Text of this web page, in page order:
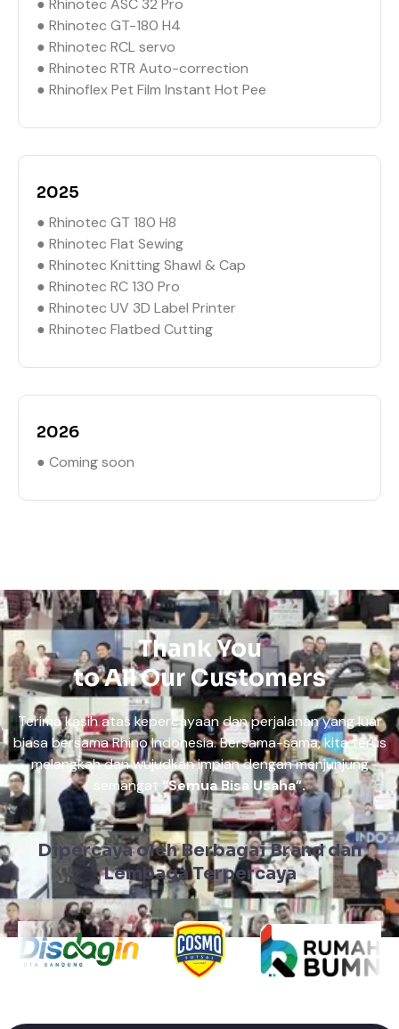
● Rhinotec ASC 32 Pro
● Rhinotec GT-180 H4
● Rhinotec RCL servo
● Rhinotec RTR Auto-correction
● Rhinoflex Pet Film Instant Hot Pee
2025
● Rhinotec GT 180 H8
● Rhinotec Flat Sewing
● Rhinotec Knitting Shawl & Cap
● Rhinotec RC 130 Pro
● Rhinotec UV 3D Label Printer
● Rhinotec Flatbed Cutting
2026
● Coming soon
Thank You
to All Our Customers
Terima kasih atas kepercayaan dan perjalanan yang luar
biasa bersama Rhino Indonesia. Bersama-sama, kita terus
melangkah dan wujudkan impian dengan menjunjung
semangat “Semua Bisa Usaha”.
Dipercaya oleh Berbagai Brand dan
Lembaga Terpercaya